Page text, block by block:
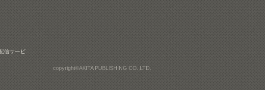
信サービ
copyright©AKITA PUBLISHING CO.,LTD.